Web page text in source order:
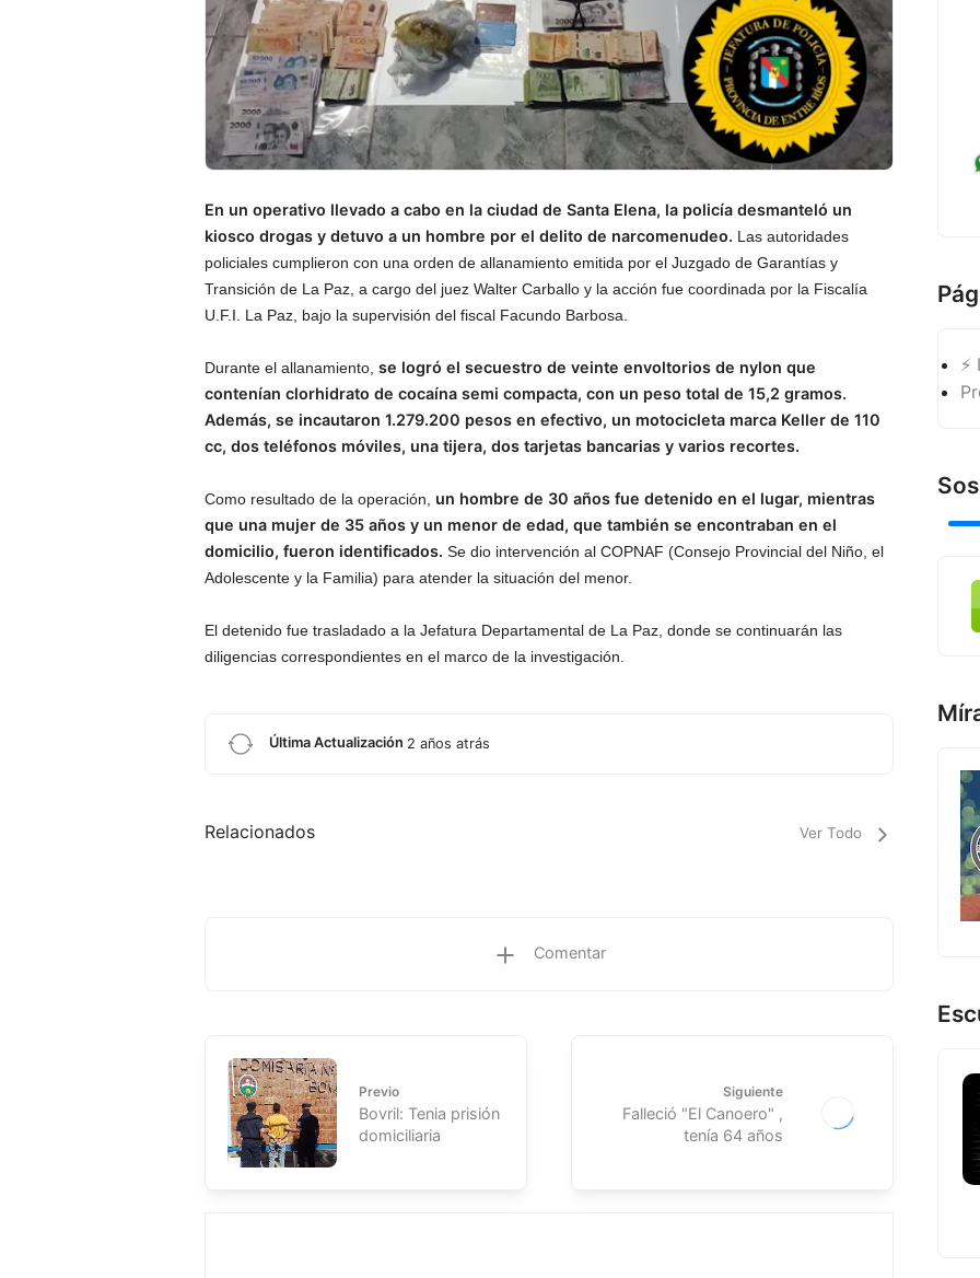
En un operativo llevado a cabo en la ciudad de Santa Elena, la policía desmanteló un
kiosco drogas y detuvo a un hombre por el delito de narcomenudeo. Las autoridades
policiales cumplieron con una orden de allanamiento emitida por el Juzgado de Garantías y
Transición de La Paz, a cargo del juez Walter Carballo y la acción fue coordinada por la Fiscalía
U.F.I. La Paz, bajo la supervisión del fiscal Facundo Barbosa.
Durante el allanamiento, se logró el secuestro de veinte envoltorios de nylon que
contenían clorhidrato de cocaína semi compacta, con un peso total de 15,2 gramos.
Además, se incautaron 1.279.200 pesos en efectivo, un motocicleta marca Keller de 110
cc, dos teléfonos móviles, una tijera, dos tarjetas bancarias y varios recortes.
Como resultado de la operación, un hombre de 30 años fue detenido en el lugar, mientras
que una mujer de 35 años y un menor de edad, que también se encontraban en el
domicilio, fueron identificados. Se dio intervención al COPNAF (Consejo Provincial del Niño, el
Adolescente y la Familia) para atender la situación del menor.
El detenido fue trasladado a la Jefatura Departamental de La Paz, donde se continuarán las
diligencias correspondientes en el marco de la investigación.
Última Actualización 2 años atrás
Relacionados Ver Todo
Comentar
Previo
Bovril: Tenia prisión
domiciliaria
Siguiente
Falleció "El Canoero" ,
tenía 64 años